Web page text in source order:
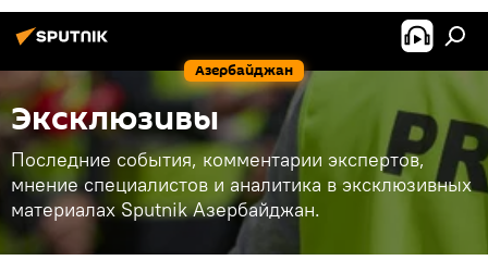
Азербайджан
Эксклюзивы
Последние события, комментарии экспертов,
мнение специалистов и аналитика в эксклюзивных
материалах Sputnik Азербайджан.